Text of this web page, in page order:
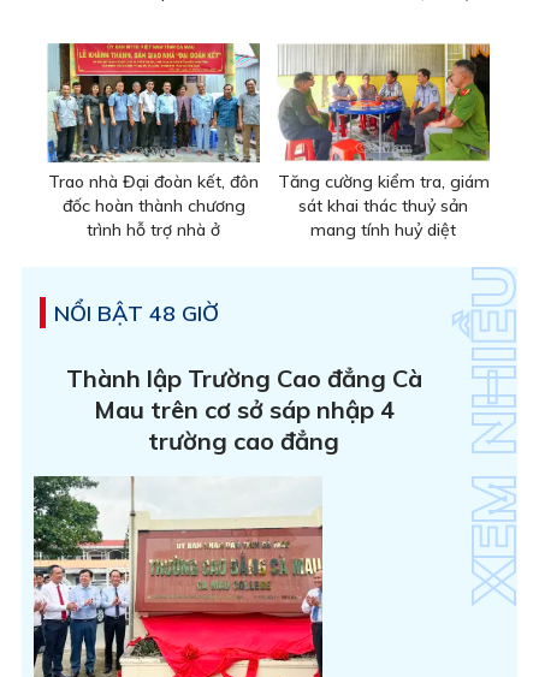
Trao nhà Đại đoàn kết, đôn
đốc hoàn thành chương
trình hỗ trợ nhà ở
Tăng cường kiểm tra, giám
sát khai thác thuỷ sản
mang tính huỷ diệt
NỔI BẬT 48 GIỜ
Thành lập Trường Cao đẳng Cà
Mau trên cơ sở sáp nhập 4
trường cao đẳng